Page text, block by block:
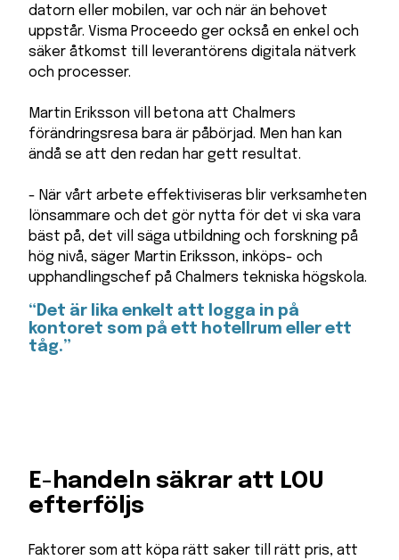
datorn eller mobilen, var och när än behovet
uppstår. Visma Proceedo ger också en enkel och
säker åtkomst till leverantörens digitala nätverk
och processer.
Martin Eriksson vill betona att Chalmers
förändringsresa bara är påbörjad. Men han kan
ändå se att den redan har gett resultat.
- När vårt arbete effektiviseras blir verksamheten
lönsammare och det gör nytta för det vi ska vara
bäst på, det vill säga utbildning och forskning på
hög nivå, säger Martin Eriksson, inköps- och
upphandlingschef på Chalmers tekniska högskola.
“Det är lika enkelt att logga in på
kontoret som på ett hotellrum eller ett
tåg.”
E-handeln säkrar att LOU
efterföljs
Faktorer som att köpa rätt saker till rätt pris, att